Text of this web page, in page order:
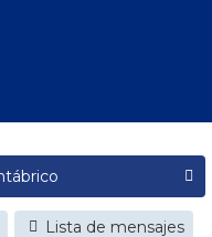
Lista de mensajes